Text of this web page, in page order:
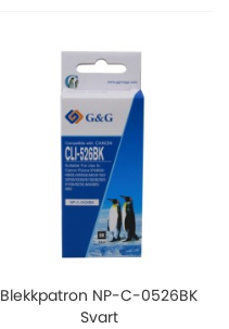
Blekkpatron NP-C-0526BK
Svart